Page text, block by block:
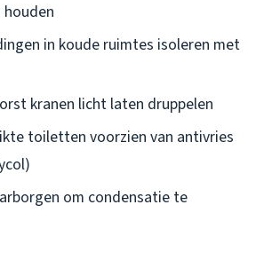
in koude ruimtes isoleren met
kranen licht laten druppelen
toiletten voorzien van antivries
om condensatie te